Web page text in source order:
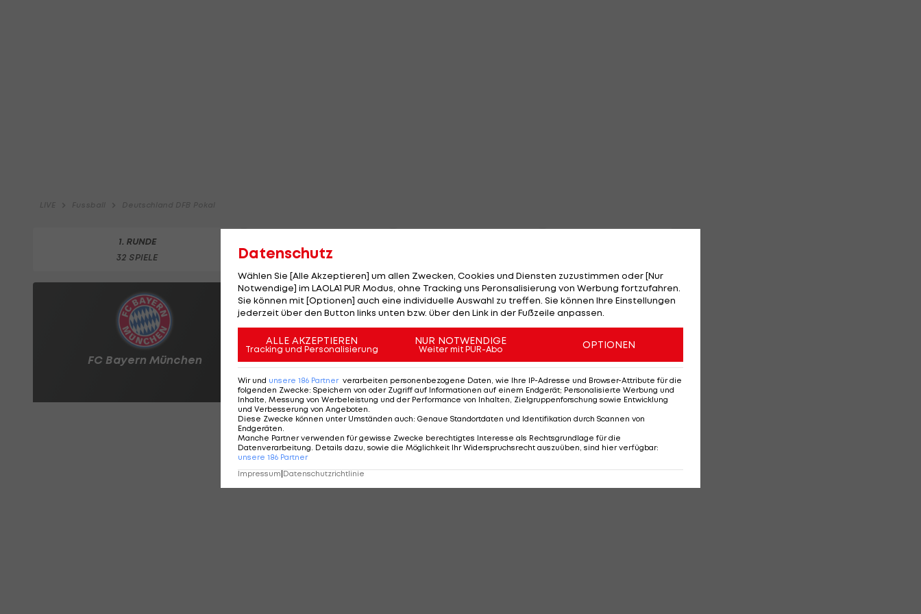
Datenschutz
Wählen Sie [Alle Akzeptieren] um allen Zwecken, Cookies und Diensten zuzustimmen oder [Nur
Notwendige] im LAOLA1 PUR Modus, ohne Tracking uns Peronsalisierung von Werbung fortzufahren.
Sie können mit [Optionen] auch eine individuelle Auswahl zu treffen. Sie können Ihre Einstellungen
jederzeit über den Button links unten bzw. über den Link in der Fußzeile anpassen.
ALLE AKZEPTIEREN
Tracking und Personalisierung
NUR NOTWENDIGE
Weiter mit PUR-Abo OPTIONEN
Wir und unsere 186 Partner verarbeiten personenbezogene Daten, wie Ihre IP-Adresse und Browser-Attribute für die
folgenden Zwecke: Speichern von oder Zugriff auf Informationen auf einem Endgerät; Personalisierte Werbung und
Inhalte, Messung von Werbeleistung und der Performance von Inhalten, Zielgruppenforschung sowie Entwicklung
und Verbesserung von Angeboten
Diese Zwecke können unter Umständen auch: Genaue Standortdaten und Identifikation durch Scannen von
Endgeräten
Manche Partner verwenden für gewisse Zwecke berechtigtes Interesse als Rechtsgrundlage für die
Datenverarbeitung. Details dazu, sowie die Möglichkeit Ihr Widerspruchsrecht auszuüben, sind hier verfügbar:
unsere 186 Partner
Impressum|Datenschutzrichtlinie